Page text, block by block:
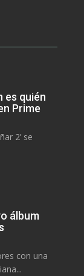
es quién
Prime
2’ se
álbum
con una